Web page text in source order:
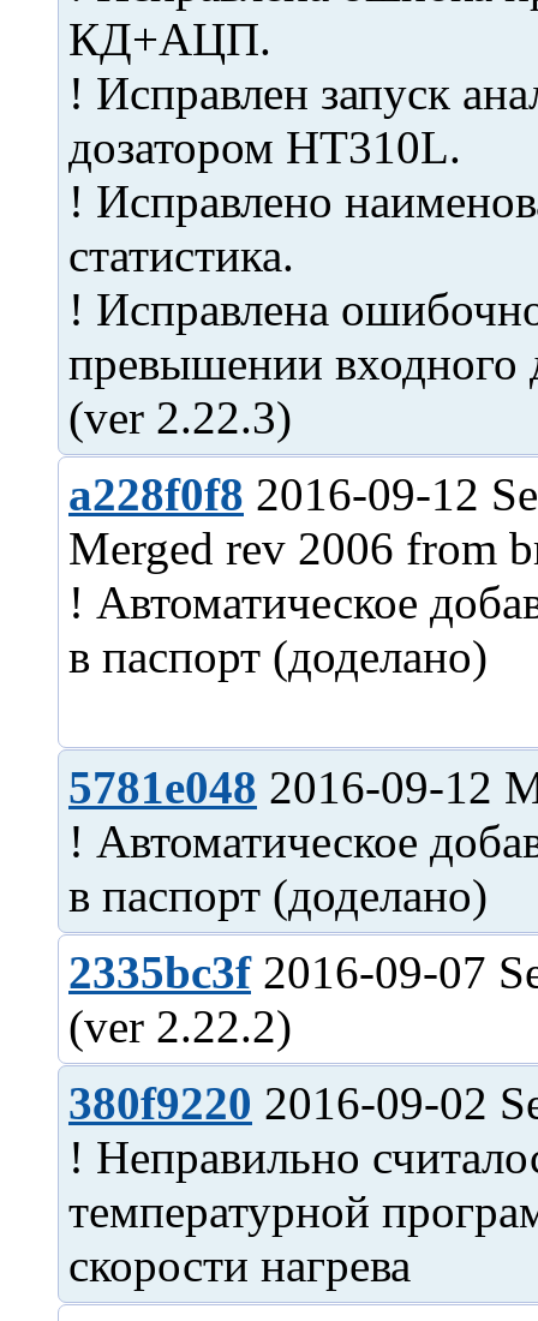
КД+АЦП.
! Исправлен запуск
дозатором HT310L.
! Исправлено
статистика.
! Исправлена
превышении входного
a228f0f8 2016-09-12
Merged rev 2006 from
! Автоматическое
в паспорт (доделано)
5781e048 2016-09-12
! Автоматическое
2335bc3f2016-09-07
380f9220 2016-09-02
! Неправильно
температурной